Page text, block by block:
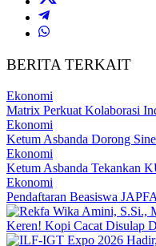
BERITA TERKAIT
Ekonomi
Matrix Perkuat Kolaborasi
Ekonomi
Ketum Asbanda Dorong
Ekonomi
Ketum Asbanda Tekankan
Ekonomi
Pendaftaran Beasiswa
Keren! Kopi Cacat Disulap